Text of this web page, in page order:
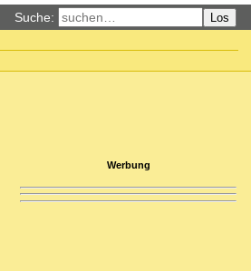
Suche: Los
Werbung